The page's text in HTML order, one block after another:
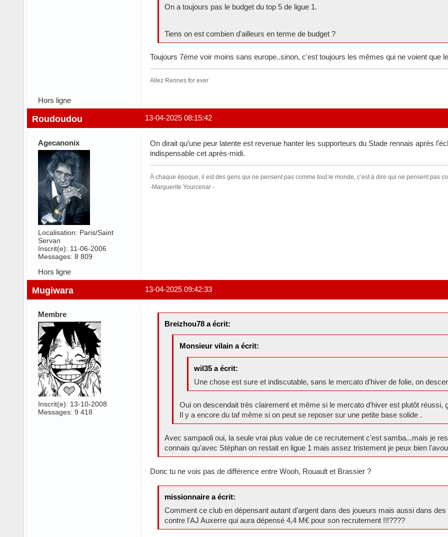
On a toujours pas le budget du top 5 de ligue 1.
Tiens on est combien d'ailleurs en terme de budget ?
Toujours 7ème voir moins sans europe..sinon, c'est toujours les mêmes qui ne voient que
Allez Rennes for ever
Hors ligne
13-04-2025 08:15:42
Roudoudou
Agecanonix
Localisation: Paris/Saint
Servan
Inscrit(e): 11-06-2006
Messages: 8 809
On dirait qu’une peur latente est revenue hanter les supporteurs du Stade rennais après
indispensable cet après-midi.
À chaque époque, il est des gens qui ne pensent pas comme tout le monde, c’est à dire qui ne pensent pas
-Marguerite Yourcenar -
Hors ligne
13-04-2025 09:42:33
Mugiwara
Membre
Inscrit(e): 13-10-2008
Messages: 9 418
Breizhou78 a écrit:
Monsieur vilain a écrit:
wil35 a écrit:
Une chose est sure et indiscutable, sans le mercato d’hiver de folie, on
Oui on descendait très clairement et même si le mercato d’hiver est plutôt
Il y a encore du taf même si on peut se reposer sur une petite base solide .
Avec sampaoli oui, la seule vrai plus value de ce recrutement c'est samba...mais je
connais qu'avec Stéphan on restait en ligue 1 mais assez tristement je peux bien
Donc tu ne vois pas de différence entre Wooh, Rouault et Brassier ?
missionnaire a écrit:
Comment ce club en dépensant autant d'argent dans des joueurs mais aussi dans
contre l'AJ Auxerre qui aura dépensé 4,4 M€ pour son recrutement !!!????